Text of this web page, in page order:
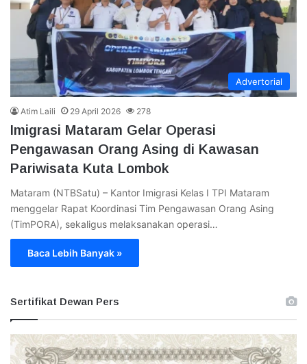
Advertorial
Atim Laili 29 April 2026 278
Imigrasi Mataram Gelar Operasi
Pengawasan Orang Asing di Kawasan
Pariwisata Kuta Lombok
Mataram (NTBSatu) – Kantor Imigrasi Kelas I TPI Mataram
menggelar Rapat Koordinasi Tim Pengawasan Orang Asing
(TimPORA), sekaligus melaksanakan operasi…
Baca Lebih Banyak »
Sertifikat Dewan Pers